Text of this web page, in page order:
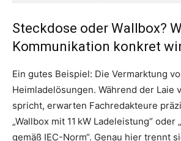
Steckdose oder Wallbox?
Kommunikation konkret
Ein gutes Beispiel: Die Vermarktung
Heimladelösungen. Während der Laie
spricht, erwarten Fachredakteure
„Wallbox mit 11 kW Ladeleistung“ oder
gemäß IEC-Norm“. Genau hier trennt